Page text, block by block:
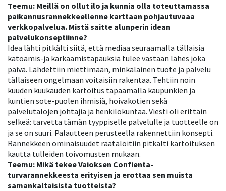
Teemu: Meillä on ollut ilo ja kunnia olla toteuttamassa
paikannusrannekkeellenne karttaan pohjautuvaaa
verkkopalvelua. Mistä saitte alunperin idean
palvelukonseptiinne?
Idea lähti pitkälti siitä, että mediaa seuraamalla tällaisia
katoamis-ja karkaamistapauksia tulee vastaan lähes joka
päivä. Lähdettiin miettimään, minkälainen tuote ja palvelu
tällaiseen ongelmaan voitaisiin rakentaa. Tehtiin noin
kuuden kuukauden kartoitus tapaamalla kaupunkien ja
kuntien sote-puolen ihmisiä, hoivakotien sekä
palvelutalojen johtajia ja henkilökuntaa. Viesti oli erittäin
selkeä: tarvetta tämän tyyppiselle palvelulle ja tuotteelle on
ja se on suuri. Palautteen perusteella rakennettiin konsepti.
Rannekkeen ominaisuudet räätälöitiin pitkälti kartoituksen
kautta tulleiden toivomusten mukaan.
Teemu: Mikä tekee Vaioksen Confienta-
turvarannekkeesta erityisen ja erottaa sen muista
samankaltaisista tuotteista?